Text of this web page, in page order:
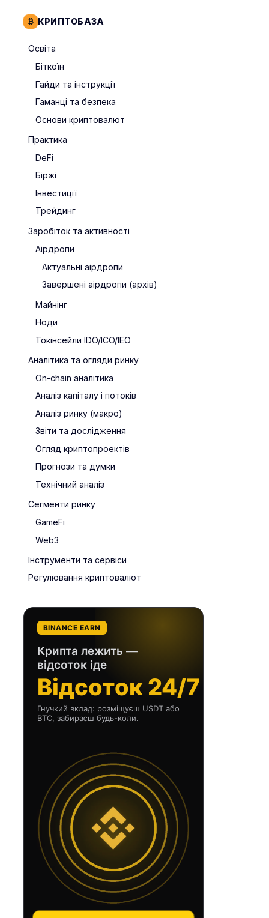
КРИПТОБАЗА
Освіта
Біткоїн
Гайди та інструкції
Гаманці та безпека
Основи криптовалют
Практика
DeFi
Біржі
Інвестиції
Трейдинг
Заробіток та активності
Аірдропи
Актуальні аірдропи
Завершені аірдропи (архів)
Майнінг
Ноди
Токінсейли IDO/ICO/IEO
Аналітика та огляди ринку
On-chain аналітика
Аналіз капіталу і потоків
Аналіз ринку (макро)
Звіти та дослідження
Огляд криптопроектів
Прогнози та думки
Технічний аналіз
Сегменти ринку
GameFi
Web3
Інструменти та сервіси
Регулювання криптовалют
BINANCE EARN
Крипта лежить —
відсоток іде
Відсоток 24/7
Гнучкий вклад: розміщуєш USDT або
BTC, забираєш будь-коли.